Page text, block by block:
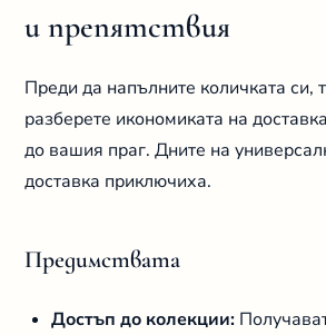
и препятствия
Преди да напълните количката си,
разберете икономиката на
до вашия праг. Дните на
доставка приключиха.
Предимствата
Достъп до колекции: